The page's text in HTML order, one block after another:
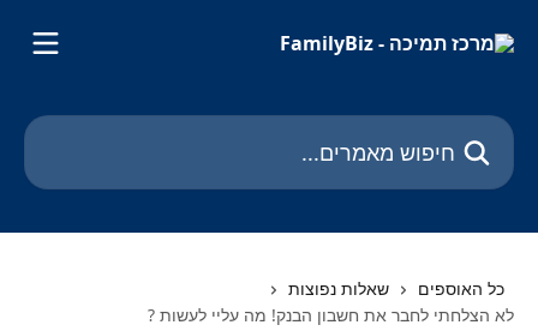
חיפוש מאמרים...
כל האוספים
שאלות נפוצות
לא הצלחתי לחבר את חשבון הבנק! מה עליי לעשות ?